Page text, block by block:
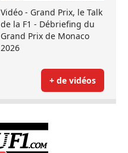
Vidéo - Grand Prix, le Talk
de la F1 - Débriefing du
Grand Prix de Monaco
2026
+ de vidéos